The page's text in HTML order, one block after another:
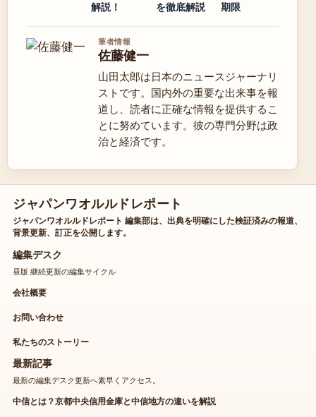
解説！
を徹底解説
期限
筆者情報
佐藤健一
山田太郎は日本のニュースジャーナリ
ストです。国内外の重要な出来事を報
道し、読者に正確な情報を提供するこ
とに努めています。彼の専門分野は政
治と経済です。
ジャパンワオルルドレポート
ジャパンワオルルドレポート 編集部は、出典を明確にした検証済みの報道、
背景更新、訂正を公開します。
編集デスク
昼版 継続更新の編集サイクル
会社概要
お問い合わせ
私たちのストーリー
最新記事
最新の編集デスク更新へ素早くアクセス。
中信とは？京都中央信用金庫と中信地方の違いを解説